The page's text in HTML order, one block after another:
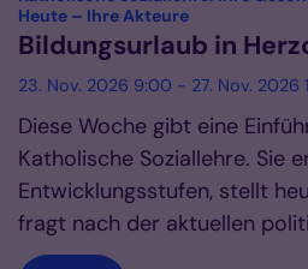
Heute – Ihre Akteure:
Bildungsurlaub in
23. Nov. 2026 9:00 - 27. Nov. 2026
Diese Woche gibt eine
Katholische Soziallehre. Sie
Entwicklungsstufen, stellt
fragt nach der aktuellen